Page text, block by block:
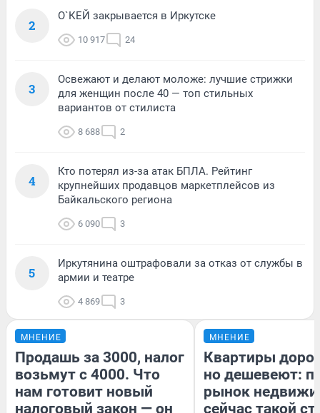
2
О`КЕЙ закрывается в Иркутске
10 917 24
3
Освежают и делают моложе: лучшие стрижки
для женщин после 40 — топ стильных
вариантов от стилиста
8 688 2
4
Кто потерял из-за атак БПЛА. Рейтинг
крупнейших продавцов маркетплейсов из
Байкальского региона
6 090 3
5
Иркутянина оштрафовали за отказ от службы в
армии и театре
4 869 3
МНЕНИЕ
Продашь за 3000, налог
возьмут с 4000. Что
нам готовит новый
налоговый закон — он
МНЕНИЕ
Квартиры
но дешевеют:
рынок
сейчас такой